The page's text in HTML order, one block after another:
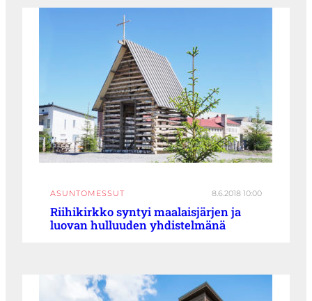
ASUNTOMESSUT 8.6.2018 10:00
Riihikirkko syntyi maalaisjärjen ja
luovan hulluuden yhdistelmänä